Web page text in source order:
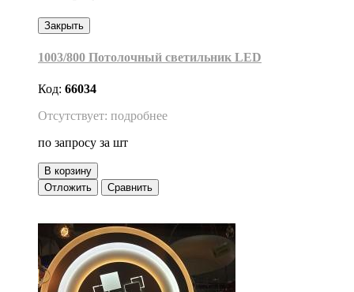
Закрыть
1003/800 Потолочный светильник LED
Код: 66034
Отсутствует: подробнее
по запросу за шт
В корзину
Отложить
Сравнить